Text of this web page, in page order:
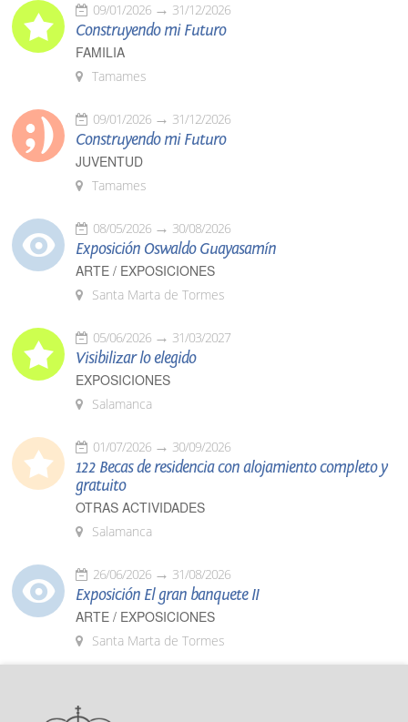
09/01/2026 31/12/2026
Construyendo mi Futuro
FAMILIA
Tamames
09/01/2026 31/12/2026
Construyendo mi Futuro
JUVENTUD
Tamames
08/05/2026 30/08/2026
Exposición Oswaldo Guayasamín
ARTE / EXPOSICIONES
Santa Marta de Tormes
05/06/2026 31/03/2027
Visibilizar lo elegido
EXPOSICIONES
Salamanca
01/07/2026 30/09/2026
122 Becas de residencia con alojamiento completo y
gratuito
OTRAS ACTIVIDADES
Salamanca
26/06/2026 31/08/2026
Exposición El gran banquete II
ARTE / EXPOSICIONES
Santa Marta de Tormes